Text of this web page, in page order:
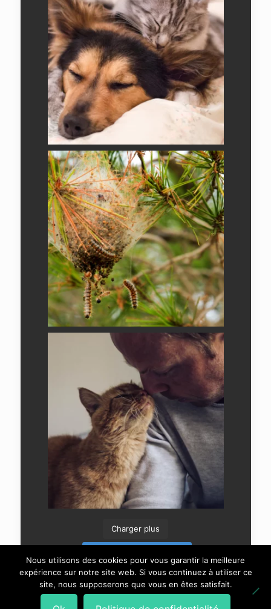
Charger plus
Nous utilisons des cookies pour vous garantir la meilleure
expérience sur notre site web. Si vous continuez à utiliser ce
site, nous supposerons que vous en êtes satisfait.